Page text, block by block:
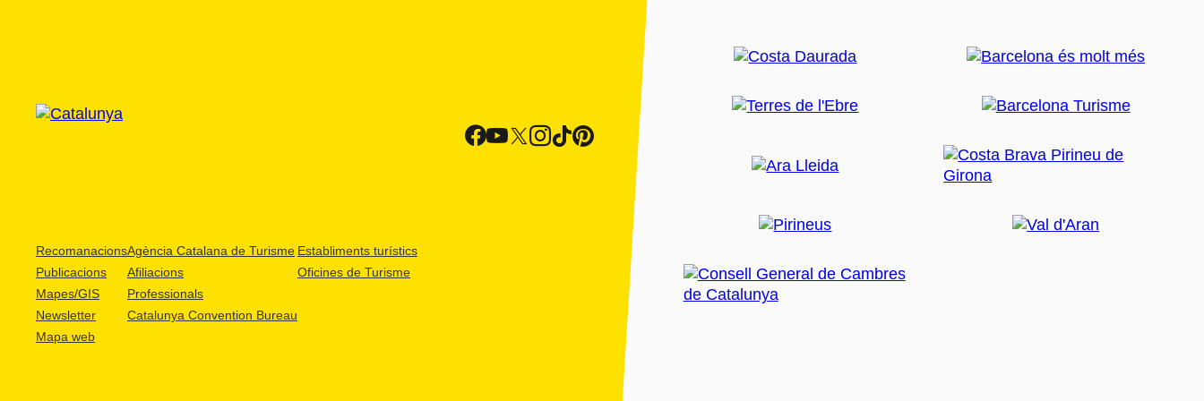
Recomanacions
Publicacions
Mapes/GIS
Newsletter
Mapa web
Agència Catalana de Turisme
Afiliacions
Professionals
Catalunya Convention Bureau
Establiments turístics
Oficines de Turisme